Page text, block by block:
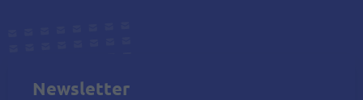
Newsletter